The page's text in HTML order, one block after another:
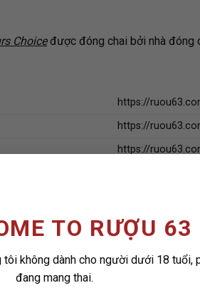
TO RƯỢU 63
tôi không dành cho người dưới 18 tuổi,
đang mang thai.
Choiceđược đóng chai bởi nhà đóng
https://
https://
https://
https://
https://
https://
https://
https://
https://